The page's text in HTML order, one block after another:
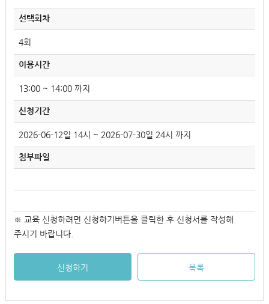
선택회차
4회
이용시간
13:00 ~ 14:00 까지
신청기간
2026-06-12일 14시 ~ 2026-07-30일 24시 까지
첨부파일
※ 교육 신청하려면 신청하기버튼을 클릭한 후 신청서를 작성해
주시기 바랍니다.
신청하기 목록